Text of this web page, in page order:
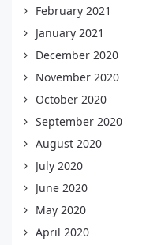
February 2021
January 2021
December 2020
November 2020
October 2020
September 2020
August 2020
July 2020
June 2020
May 2020
April 2020